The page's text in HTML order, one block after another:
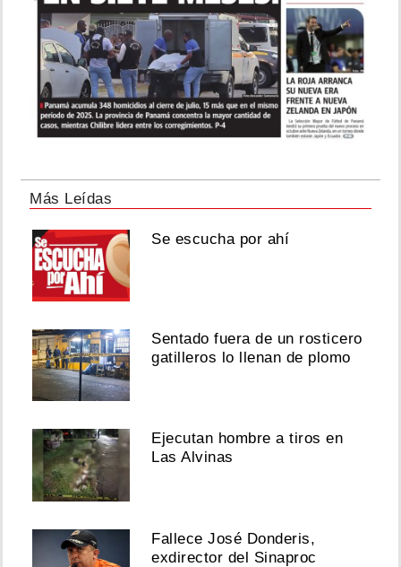
Más Leídas
Se escucha por ahí
Sentado fuera de un rosticero
gatilleros lo llenan de plomo
Ejecutan hombre a tiros en
Las Alvinas
Fallece José Donderis,
exdirector del Sinaproc